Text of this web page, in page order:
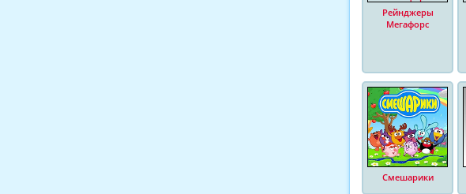
Рейнджеры
Мегафорс
Смешарики